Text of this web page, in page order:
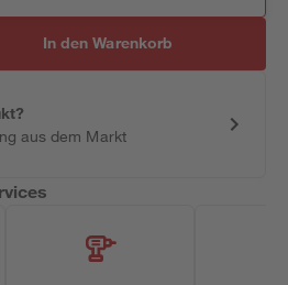
In den Warenkorb
aus dem Markt